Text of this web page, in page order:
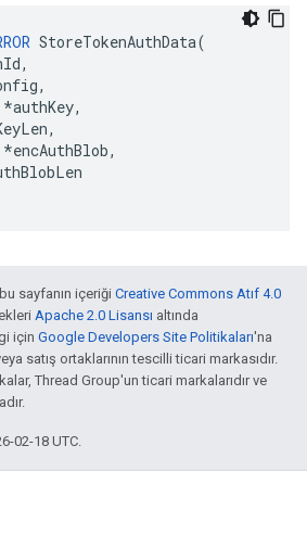
StoreTokenAuthData(
,
,
*authKey,
,
*encAuthBlob,
sayfanın içeriği Creative Commons Atıf 4.0
Apache 2.0 Lisansı altında
için Google Developers Site Politikaları'na
satış ortaklarının tescilli ticari markasıdır.
Thread Group'un ticari markalarıdır ve
02-18 UTC.